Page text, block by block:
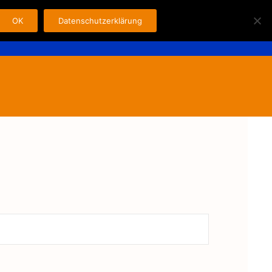
Fahrer Kontakt Impressum
for:
OK Datenschutzerklärung